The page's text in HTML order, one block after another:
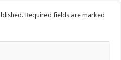
Required fields are marked